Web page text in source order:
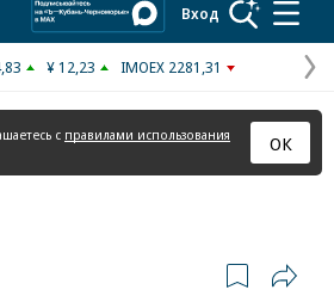
Вход
¥ 12,23 IMOEX 2281,31
с правилами использования
ОК